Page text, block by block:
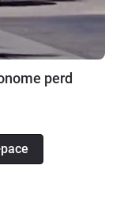
perd